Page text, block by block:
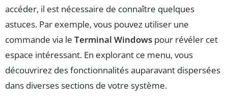
accéder, il est nécessaire de connaître quelques
astuces. Par exemple, vous pouvez utiliser une
commande via le Terminal Windows pour révéler cet
espace intéressant. En explorant ce menu, vous
découvrirez des fonctionnalités auparavant dispersées
dans diverses sections de votre système.